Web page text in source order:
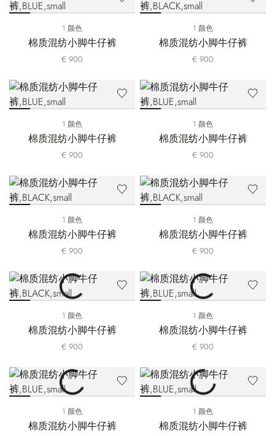
1 颜色
棉质混纺小脚牛仔裤
€ 900
1 颜色
棉质混纺小脚牛仔裤
€ 900
1 颜色
棉质混纺小脚牛仔裤
€ 900
1 颜色
棉质混纺小脚牛仔裤
€ 900
1 颜色
棉质混纺小脚牛仔裤
€ 900
1 颜色
棉质混纺小脚牛仔裤
€ 900
1 颜色
棉质混纺小脚牛仔裤
€ 900
1 颜色
棉质混纺小脚牛仔裤
€ 900
1 颜色
棉质混纺小脚牛仔裤
1 颜色
棉质混纺小脚牛仔裤